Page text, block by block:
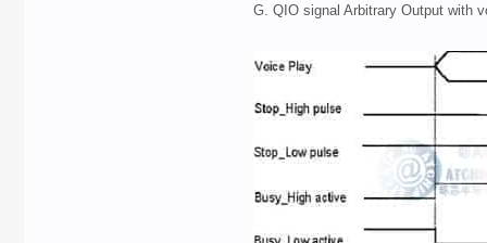
G. QIO signal Arbitrary Output with